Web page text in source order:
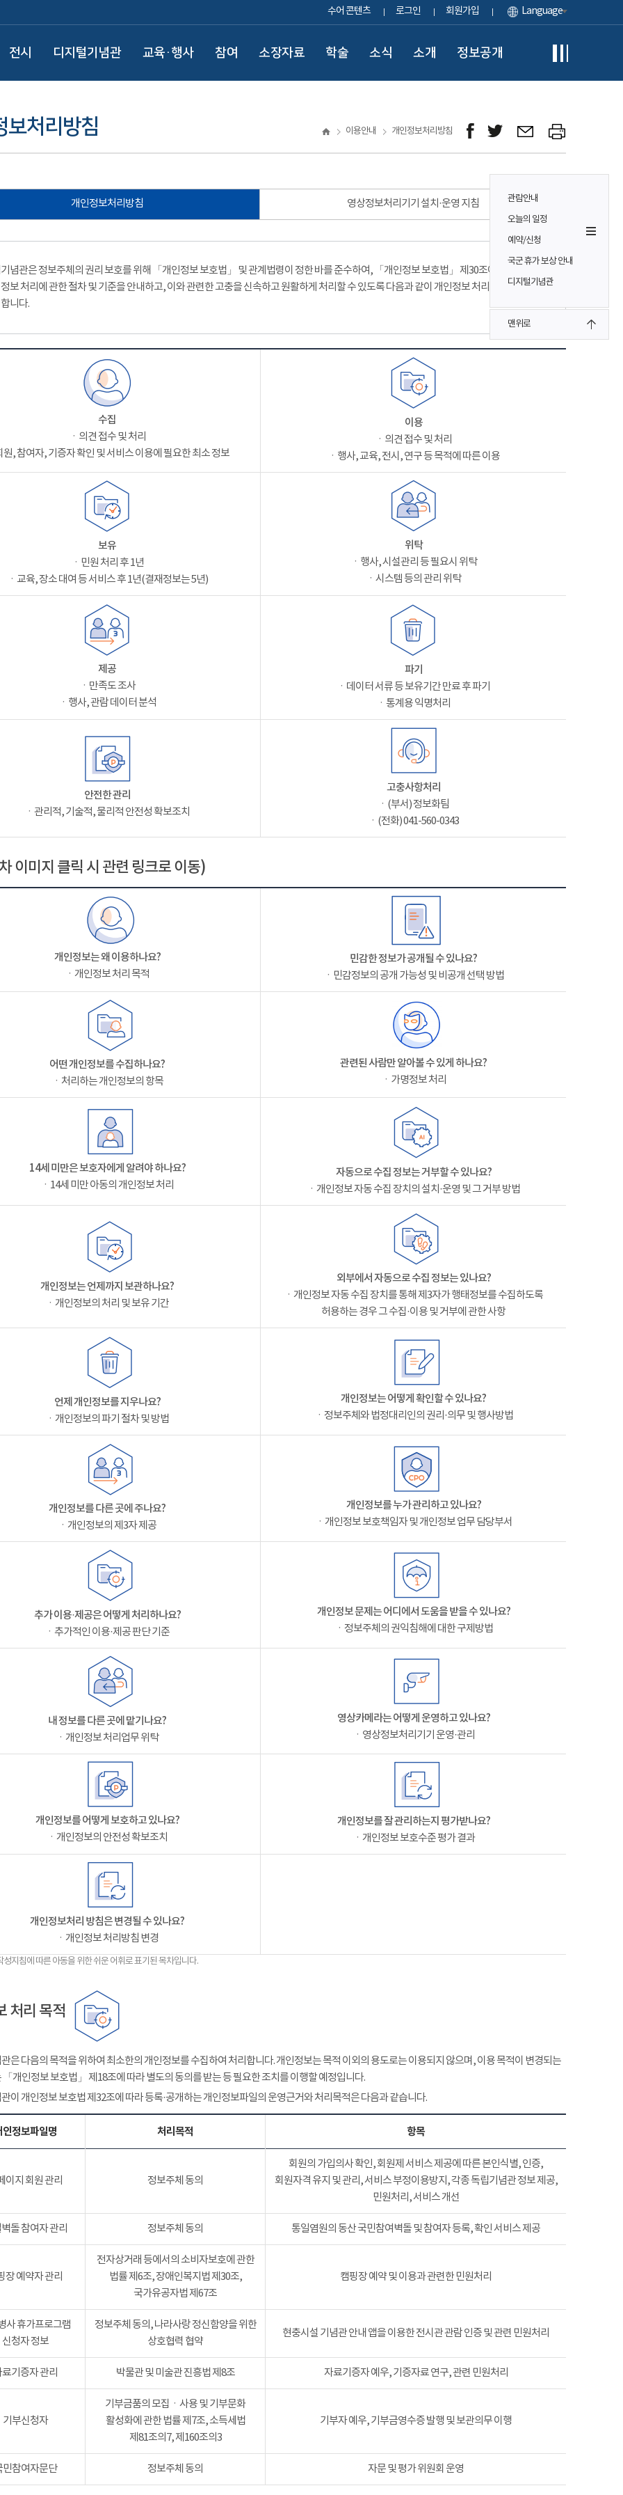
수어 콘텐츠 로그인 회원가입 Language
전시 디지털기념관 교육·행사 참여 소장자료 학술 소식 소개 정보공개
관람안내
오늘의 일정
예약/신청
국군 휴가 보상 안내
디지털기념관
맨위로
보처리방침 이용안내 개인정보처리방침
개인정보처리방침 영상정보처리기기 설치·운영 지침
념관은 정보주체의 권리 보호를 위해 「개인정보 보호법」 및 관계법령이 정한 바를 준수하여, 「개인정보 보호법」 제30조에 따라
보 처리에 관한 절차 및 기준을 안내하고, 이와 관련한 고충을 신속하고 원활하게 처리할 수 있도록 다음과 같이 개인정보 처리방침을
니다.
수집
ㆍ의견 접수 및 처리
원, 참여자, 기증자 확인 및 서비스 이용에 필요한 최소 정보
이용
ㆍ의견 접수 및 처리
ㆍ행사, 교육, 전시, 연구 등 목적에 따른 이용
보유
ㆍ민원 처리 후 1년
ㆍ교육, 장소 대여 등 서비스 후 1년(결재정보는 5년)
위탁
ㆍ행사, 시설관리 등 필요시 위탁
ㆍ시스템 등의 관리 위탁
제공
ㆍ만족도 조사
ㆍ행사, 관람 데이터 분석
파기
ㆍ데이터 서류 등 보유기간 만료 후 파기
ㆍ통계용 익명처리
안전한 관리
ㆍ관리적, 기술적, 물리적 안전성 확보조치
고충사항처리
ㆍ(부서) 정보화팀
ㆍ(전화) 041-560-0343
이미지 클릭 시 관련 링크로 이동)
개인정보는 왜 이용하나요?
ㆍ개인정보 처리 목적
민감한 정보가 공개될 수 있나요?
ㆍ민감정보의 공개 가능성 및 비공개 선택 방법
어떤 개인정보를 수집하나요?
ㆍ처리하는 개인정보의 항목
관련된 사람만 알아볼 수 있게 하나요?
ㆍ가명정보 처리
14세 미만은 보호자에게 알려야 하나요?
ㆍ14세 미만 아동의 개인정보 처리
자동으로 수집 정보는 거부할 수 있나요?
ㆍ개인정보 자동 수집 장치의 설치·운영 및 그 거부 방법
개인정보는 언제까지 보관하나요?
ㆍ개인정보의 처리 및 보유 기간
외부에서 자동으로 수집 정보는 있나요?
ㆍ개인정보 자동 수집 장치를 통해 제3자가 행태정보를 수집하도록
허용하는 경우 그 수집·이용 및 거부에 관한 사항
언제 개인정보를 지우나요?
ㆍ개인정보의 파기 절차 및 방법
개인정보는 어떻게 확인할 수 있나요?
ㆍ정보주체와 법정대리인의 권리·의무 및 행사방법
개인정보를 다른 곳에 주나요?
ㆍ개인정보의 제3자 제공
개인정보를 누가 관리하고 있나요?
ㆍ개인정보 보호책임자 및 개인정보 업무 담당부서
추가 이용·제공은 어떻게 처리하나요?
ㆍ추가적인 이용·제공 판단 기준
개인정보 문제는 어디에서 도움을 받을 수 있나요?
ㆍ정보주체의 권익침해에 대한 구제방법
내 정보를 다른 곳에 맡기나요?
ㆍ개인정보 처리업무 위탁
영상카메라는 어떻게 운영하고 있나요?
ㆍ영상정보처리기기 운영·관리
개인정보를 어떻게 보호하고 있나요?
ㆍ개인정보의 안전성 확보조치
개인정보를 잘 관리하는지 평가받나요?
ㆍ개인정보 보호수준 평가 결과
개인정보처리 방침은 변경될 수 있나요?
ㆍ개인정보 처리방침 변경
지침에 따른 아동을 위한 쉬운 어휘로 표기된 목차입니다.
처리 목적
은 다음의 목적을 위하여 최소한의 개인정보를 수집하여 처리합니다. 개인정보는 목적 이외의 용도로는 이용되지 않으며, 이용 목적이 변경되는
「개인정보 보호법」 제18조에 따라 별도의 동의를 받는 등 필요한 조치를 이행할 예정입니다.
이 개인정보 보호법 제32조에 따라 등록·공개하는 개인정보파일의 운영근거와 처리목적은 다음과 같습니다.
인정보파일명 처리목적 항목
이지 회원 관리 정보주체 동의
회원의 가입의사 확인, 회원제 서비스 제공에 따른 본인식별, 인증,
회원자격 유지 및 관리, 서비스 부정이용방지, 각종 독립기념관 정보 제공,
민원처리, 서비스 개선
돌 참여자 관리 정보주체 동의 통일염원의 동산 국민참여벽돌 및 참여자 등록, 확인 서비스 제공
장 예약자 관리
전자상거래 등에서의 소비자보호에 관한
법률 제6조, 장애인복지법 제30조,
국가유공자법 제67조
캠핑장 예약 및 이용과 관련한 민원처리
사 휴가프로그램
신청자 정보
정보주체 동의, 나라사랑 정신함양을 위한
상호협력 협약
현충시설 기념관 안내 앱을 이용한 전시관 관람 인증 및 관련 민원처리
기증자 관리 박물관 및 미술관 진흥법 제8조 자료기증자 예우, 기증자료 연구, 관련 민원처리
기부신청자
기부금품의 모집ㆍ사용 및 기부문화
활성화에 관한 법률 제7조, 소득세법
제81조의7, 제160조의3
기부자 예우, 기부금영수증 발행 및 보관의무 이행
민참여자문단 정보주체 동의 자문 및 평가 위원회 운영